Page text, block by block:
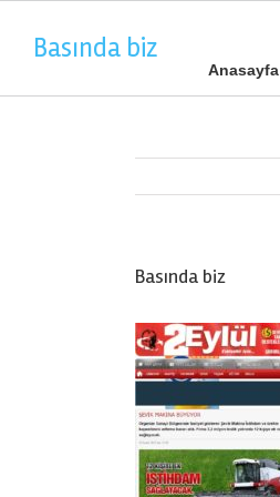
Anasayfa
Basında biz
Basında biz